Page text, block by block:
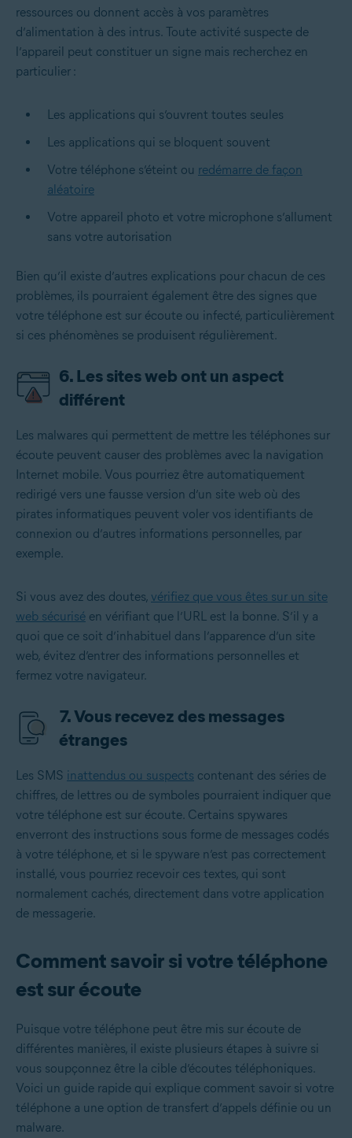
ressources ou donnent accès à vos paramètres
d’alimentation à des intrus. Toute activité suspecte de
l’appareil peut constituer un signe mais recherchez en
particulier :
Les applications qui s’ouvrent toutes seules
Les applications qui se bloquent souvent
Votre téléphone s’éteint ou redémarre de façon
aléatoire
Votre appareil photo et votre microphone s’allument
sans votre autorisation
Bien qu’il existe d’autres explications pour chacun de ces
problèmes, ils pourraient également être des signes que
votre téléphone est sur écoute ou infecté, particulièrement
si ces phénomènes se produisent régulièrement.
6. Les sites web ont un aspect
différent
Les malwares qui permettent de mettre les téléphones sur
écoute peuvent causer des problèmes avec la navigation
Internet mobile. Vous pourriez être automatiquement
redirigé vers une fausse version d’un site web où des
pirates informatiques peuvent voler vos identifiants de
connexion ou d’autres informations personnelles, par
exemple.
Si vous avez des doutes, vérifiez que vous êtes sur un site
web sécurisé en vérifiant que l’URL est la bonne. S’il y a
quoi que ce soit d’inhabituel dans l’apparence d’un site
web, évitez d’entrer des informations personnelles et
fermez votre navigateur.
7. Vous recevez des messages
étranges
Les SMS inattendus ou suspects contenant des séries de
chiffres, de lettres ou de symboles pourraient indiquer que
votre téléphone est sur écoute. Certains spywares
enverront des instructions sous forme de messages codés
à votre téléphone, et si le spyware n’est pas correctement
installé, vous pourriez recevoir ces textes, qui sont
normalement cachés, directement dans votre application
de messagerie.
Comment savoir si votre téléphone
est sur écoute
Puisque votre téléphone peut être mis sur écoute de
différentes manières, il existe plusieurs étapes à suivre si
vous soupçonnez être la cible d’écoutes téléphoniques.
Voici un guide rapide qui explique comment savoir si votre
téléphone a une option de transfert d’appels définie ou un
malware.